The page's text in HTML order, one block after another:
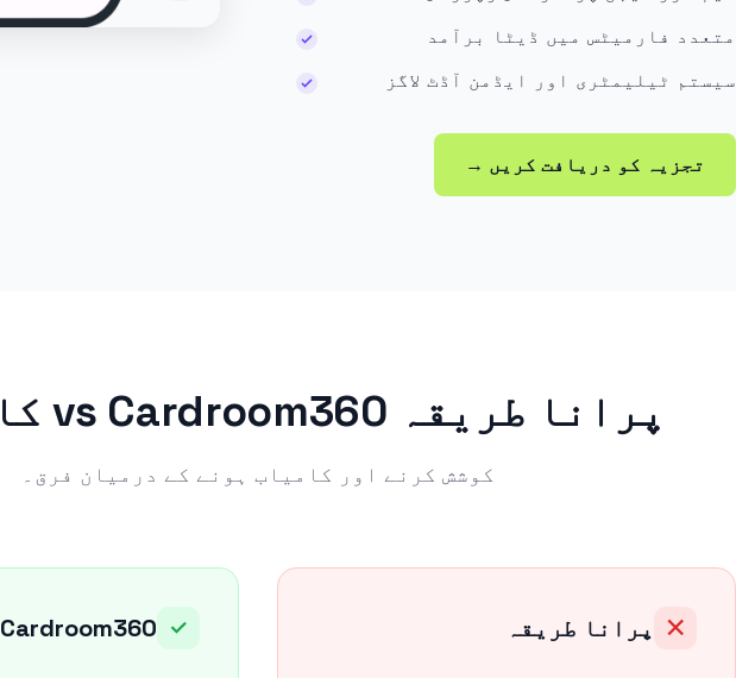
متعدد فارمیٹس میں ڈیٹا برآمد
سیستم ٹیلیمٹری اور ایڈمن آڈٹ لاگز
تجزیہ کو دریافت کریں →
پرانا طریقہ vs Cardroom360 کا طریقہ
کوشش کرنے اور کامیاب ہونے کے درمیان فرق۔
✕ پرانا طریقہ ✓ Cardroom360 کا طریقہ